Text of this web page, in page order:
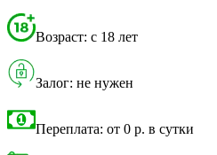
Возраст: с 18 лет
Залог: не нужен
Переплата: от 0 р. в сутки